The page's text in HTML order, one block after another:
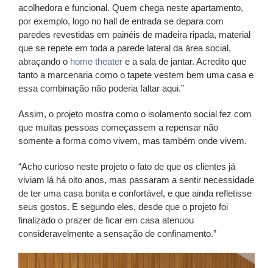
acolhedora e funcional. Quem chega neste apartamento,
por exemplo, logo no hall de entrada se depara com
paredes revestidas em painéis de madeira ripada, material
que se repete em toda a parede lateral da área social,
abraçando o home theater e a sala de jantar. Acredito que
tanto a marcenaria como o tapete vestem bem uma casa e
essa combinação não poderia faltar aqui.”
Assim, o projeto mostra como o isolamento social fez com
que muitas pessoas começassem a repensar não
somente a forma como vivem, mas também onde vivem.
“Acho curioso neste projeto o fato de que os clientes já
viviam lá há oito anos, mas passaram a sentir necessidade
de ter uma casa bonita e confortável, e que ainda refletisse
seus gostos. E segundo eles, desde que o projeto foi
finalizado o prazer de ficar em casa atenuou
consideravelmente a sensação de confinamento.”